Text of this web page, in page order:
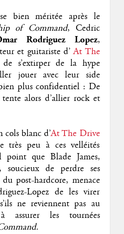
bien méritée après le
of Command, Cedric
Rodriguez Lopez,
et guitariste d’At The
s’extirper de la hype
jouer avec leur side
plus confidentiel : De
alors d’allier rock et
cols blanc d’At The Drive
très peu à ces velléités
point que Blade James,
soucieux de perdre ses
post-hardcore, menace
Lopez de les virer
ne reviennent pas au
assurer les tournées
.